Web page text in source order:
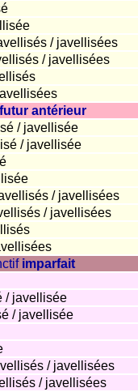
/ javellisées
/ javellisées
futur antérieur
/ javellisée
/ javellisée
/ javellisées
/ javellisées
imparfait
/ javellisée
/ javellisée
/ javellisées
/ javellisées